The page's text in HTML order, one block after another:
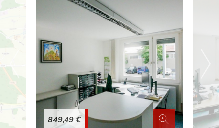
849,49 €